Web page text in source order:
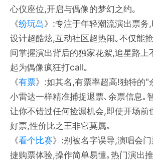
心仪座位,开启与偶像的梦幻之约｡
《纷玩岛》:专注于年轻潮流演出票务
设计超酷炫,互动社区超热闹｡不仅能
间掌握演出背后的独家花絮,追星路上
起为偶像疯狂打call｡
《有票》:如其名,有票率超高!独特的"
小雷达一样精准捕捉退票､余票信息｡
让你不错过任何捡漏机会,即使开场前
好票,性价比之王非它莫属｡
《看个比赛》:别被名字误导,演唱会
捷购票体验,操作简单易懂｡热门演出